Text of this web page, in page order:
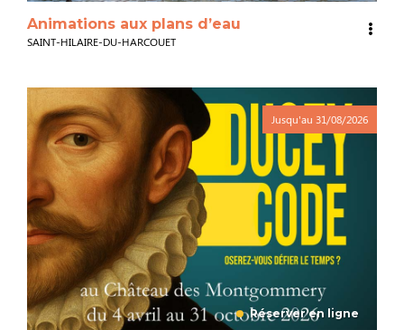
Animations aux plans d’eau
SAINT-HILAIRE-DU-HARCOUET
Jusqu'au 31/08/2026
Réserver en ligne